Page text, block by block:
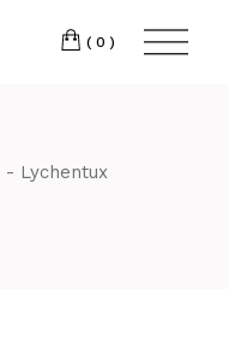
(0)
Lychentux